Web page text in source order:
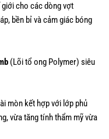
cho các dòng vợt
bền bỉ và cảm giác bóng
(Lõi tổ ong Polymer) siêu
mòn kết hợp với lớp phủ
vừa tăng tính thẩm mỹ vừa